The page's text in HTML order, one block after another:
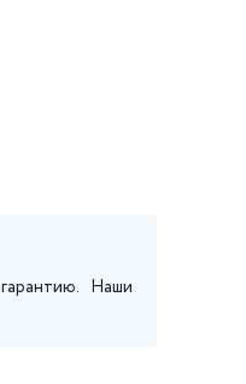
Наши